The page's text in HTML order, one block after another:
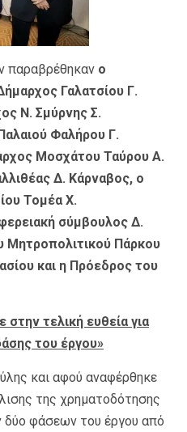
παραβρέθηκαν ο
Γαλατσίου Γ.
Ν. Σμύρνης Σ.
Φαλήρου Γ.
Μοσχάτου Ταύρου Α.
Δ. Κάρναβος, ο
Τομέα Χ.
σύμβουλος Δ.
Μητροπολιτικού Πάρκου
και η Πρόεδρος του
τελική ευθεία για
του έργου»
και αφού αναφέρθηκε
της χρηματοδότησης
δύο φάσεων του έργου από